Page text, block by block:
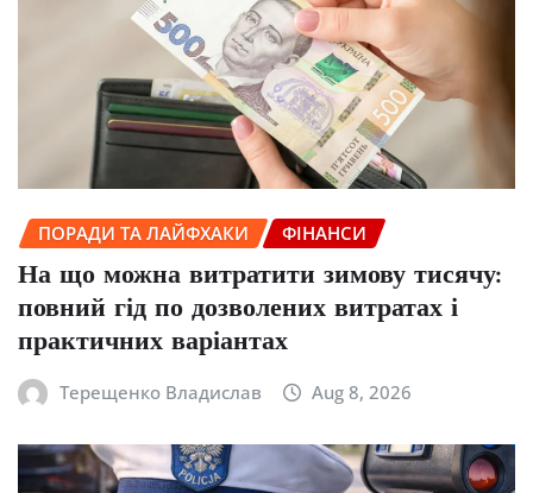
ПОРАДИ ТА ЛАЙФХАКИ ФІНАНСИ
На що можна витратити зимову тисячу:
повний гід по дозволених витратах і
практичних варіантах
Терещенко Владислав Aug 8, 2026